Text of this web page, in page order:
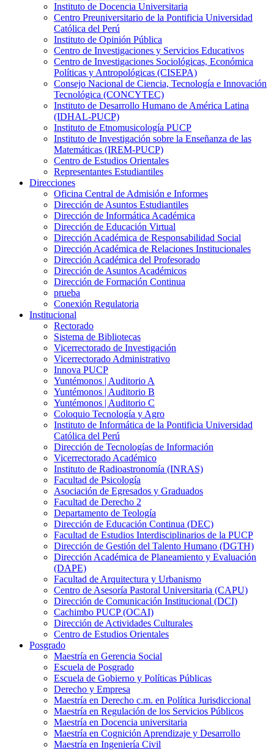
Instituto de Docencia Universitaria
Centro Preuniversitario de la Pontificia Universidad
Católica del Perú
Instituto de Opinión Pública
Centro de Investigaciones y Servicios Educativos
Centro de Investigaciones Sociológicas, Económica
Políticas y Antropológicas (CISEPA)
Consejo Nacional de Ciencia, Tecnología e Innovación
Tecnológica (CONCYTEC)
Instituto de Desarrollo Humano de América Latina
(IDHAL-PUCP)
Instituto de Etnomusicología PUCP
Instituto de Investigación sobre la Enseñanza de las
Matemáticas (IREM-PUCP)
Centro de Estudios Orientales
Representantes Estudiantiles
Direcciones
Oficina Central de Admisión e Informes
Dirección de Asuntos Estudiantiles
Dirección de Informática Académica
Dirección de Educación Virtual
Dirección Académica de Responsabilidad Social
Dirección Académica de Relaciones Institucionales
Dirección Académica del Profesorado
Dirección de Asuntos Académicos
Dirección de Formación Continua
prueba
Conexión Regulatoria
Institucional
Rectorado
Sistema de Bibliotecas
Vicerrectorado de Investigación
Vicerrectorado Administrativo
Innova PUCP
Yuntémonos | Auditorio A
Yuntémonos | Auditorio B
Yuntémonos | Auditorio C
Coloquio Tecnología y Agro
Instituto de Informática de la Pontificia Universidad
Católica del Perú
Dirección de Tecnologías de Información
Vicerrectorado Académico
Instituto de Radioastronomía (INRAS)
Facultad de Psicología
Asociación de Egresados y Graduados
Facultad de Derecho 2
Departamento de Teología
Dirección de Educación Continua (DEC)
Facultad de Estudios Interdisciplinarios de la PUCP
Dirección de Gestión del Talento Humano (DGTH)
Dirección Académica de Planeamiento y Evaluación
(DAPE)
Facultad de Arquitectura y Urbanismo
Centro de Asesoría Pastoral Universitaria (CAPU)
Dirección de Comunicación Institucional (DCI)
Cachimbo PUCP (OCAI)
Dirección de Actividades Culturales
Centro de Estudios Orientales
Posgrado
Maestría en Gerencia Social
Escuela de Posgrado
Escuela de Gobierno y Políticas Públicas
Derecho y Empresa
Maestría en Derecho c.m. en Política Jurisdiccional
Maestría en Regulación de los Servicios Públicos
Maestría en Docencia universitaria
Maestría en Cognición Aprendizaje y Desarrollo
Maestría en Ingeniería Civil